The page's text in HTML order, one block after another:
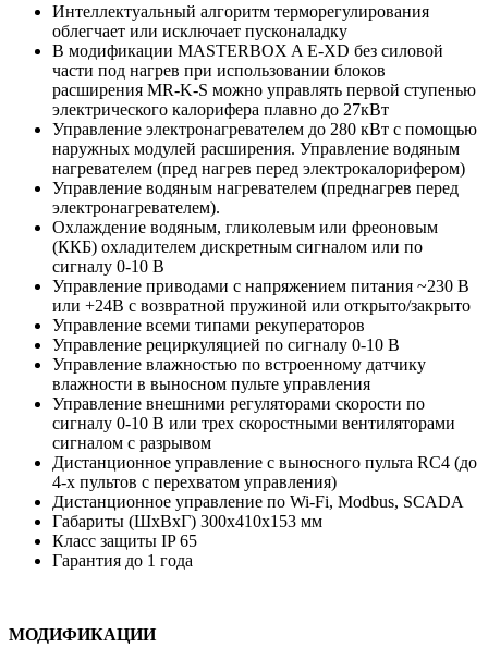
Интеллектуальный алгоритм терморегулирования
облегчает или исключает пусконаладку
В модификации MASTERBOX A E-XD без силовой
части под нагрев при использовании блоков
расширения MR-K-S можно управлять первой ступенью
электрического калорифера плавно до 27кВт
Управление электронагревателем до 280 кВт с помощью
наружных модулей расширения. Управление водяным
нагревателем (пред нагрев перед электрокалорифером)
Управление водяным нагревателем (преднагрев перед
электронагревателем).
Охлаждение водяным, гликолевым или фреоновым
(ККБ) охладителем дискретным сигналом или по
сигналу 0-10 В
Управление приводами с напряжением питания ~230 В
или +24В с возвратной пружиной или открыто/закрыто
Управление всеми типами рекуператоров
Управление рециркуляцией по сигналу 0-10 В
Управление влажностью по встроенному датчику
влажности в выносном пульте управления
Управление внешними регуляторами скорости по
сигналу 0-10 В или трех скоростными вентиляторами
сигналом с разрывом
Дистанционное управление с выносного пульта RC4 (до
4-х пультов с перехватом управления)
Дистанционное управление по Wi-Fi, Modbus, SCADA
Габариты (ШхВхГ) 300х410х153 мм
Класс защиты IP 65
Гарантия до 1 года
МОДИФИКАЦИИ